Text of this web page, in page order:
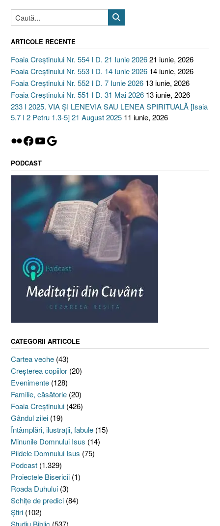
ARTICOLE RECENTE
Foaia Creștinului Nr. 554 I D. 21 Iunie 202621 iunie, 2026
Foaia Creștinului Nr. 553 I D. 14 Iunie 2026 14 iunie, 2026
Foaia Creștinului Nr. 552 I D. 7 Iunie 2026 13 iunie, 2026
Foaia Creștinului Nr. 551 I D. 31 Mai 2026 13 iunie, 2026
233 I 2025. VIA ȘI LENEVIA SAU LENEA SPIRITUALĂ [Isaia
5.7 I 2 Petru 1.3-5] 21 August 2025 11 iunie, 2026
Flickr
Facebook
YouTube
Google
PODCAST
CATEGORII ARTICOLE
Cartea veche (43)
Creşterea copiilor (20)
Evenimente (128)
Familie, căsătorie (20)
Foaia Creştinului (426)
Gândul zilei (19)
Întâmplări, ilustraţii, fabule (15)
Minunile Domnului Isus (14)
Pildele Domnului Isus (75)
Podcast (1.329)
Proiectele Bisericii (1)
Roada Duhului (3)
Schiţe de predici (84)
Ştiri (102)
Studiu Biblic (537)